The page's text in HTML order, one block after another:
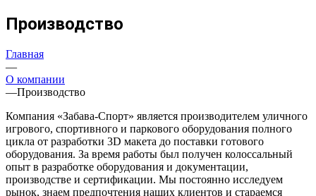
Производство
Главная
—
О компании
—Производство
Компания «Забава-Спорт» является производителем уличного
игрового, спортивного и паркового оборудования полного
цикла от разработки 3D макета до поставки готового
оборудования. За время работы был получен колоссальный
опыт в разработке оборудования и документации,
производстве и сертификации. Мы постоянно исследуем
рынок, знаем предпочтения наших клиентов и стараемся